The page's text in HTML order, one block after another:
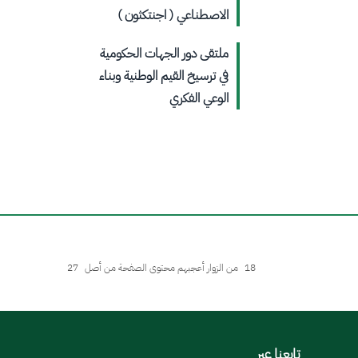
الاصطناعي ( اجنتكثون⁩ )
ملتقى دور الجهات الحكومية
في ترسيخ القيم الوطنية وبناء
الوعي الفكري
18 من الزوار أعجبهم محتوى الصفحة من أصل 27